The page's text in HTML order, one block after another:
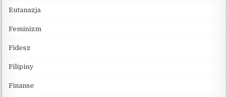
Eutanazja
Feminizm
Fidesz
Filipiny
Finanse